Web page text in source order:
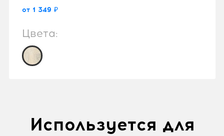
от 1 349 ₽
Цвета:
Используется для